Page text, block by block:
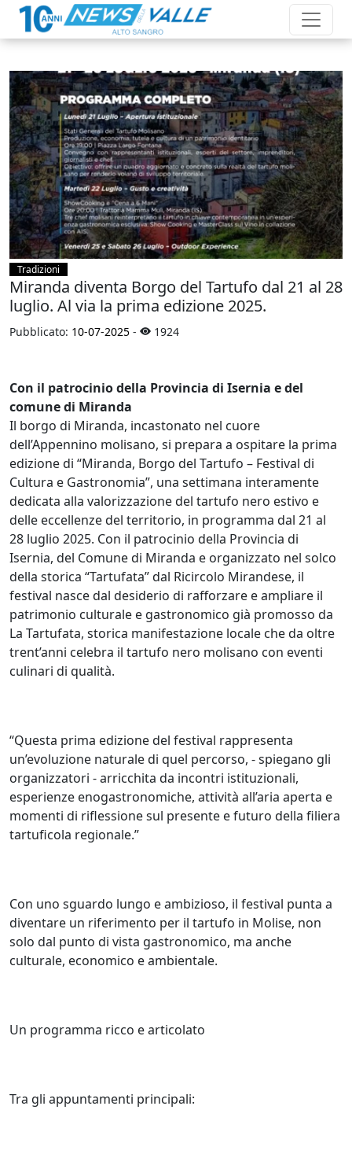
Tradizioni
Miranda diventa Borgo del Tartufo dal 21 al 28
luglio. Al via la prima edizione 2025.
Pubblicato: 10-07-2025 - 1924
Con il patrocinio della Provincia di Isernia e del
comune di Miranda
Il borgo di Miranda, incastonato nel cuore
dell’Appennino molisano, si prepara a ospitare la prima
edizione di “Miranda, Borgo del Tartufo – Festival di
Cultura e Gastronomia”, una settimana interamente
dedicata alla valorizzazione del tartufo nero estivo e
delle eccellenze del territorio, in programma dal 21 al
28 luglio 2025. Con il patrocinio della Provincia di
Isernia, del Comune di Miranda e organizzato nel solco
della storica “Tartufata” dal Ricircolo Mirandese, il
festival nasce dal desiderio di rafforzare e ampliare il
patrimonio culturale e gastronomico già promosso da
La Tartufata, storica manifestazione locale che da oltre
trent’anni celebra il tartufo nero molisano con eventi
culinari di qualità.
“Questa prima edizione del festival rappresenta
un’evoluzione naturale di quel percorso, - spiegano gli
organizzatori - arricchita da incontri istituzionali,
esperienze enogastronomiche, attività all’aria aperta e
momenti di riflessione sul presente e futuro della filiera
tartuficola regionale.”
Con uno sguardo lungo e ambizioso, il festival punta a
diventare un riferimento per il tartufo in Molise, non
solo dal punto di vista gastronomico, ma anche
culturale, economico e ambientale.
Un programma ricco e articolato
Tra gli appuntamenti principali: